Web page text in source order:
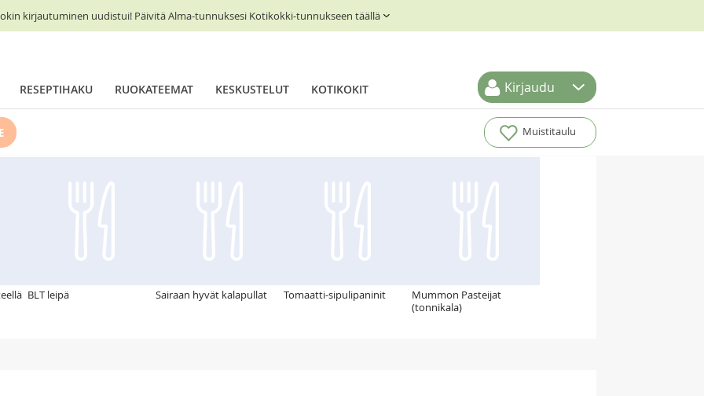
kirjautuminen uudistui! Päivitä Alma-tunnuksesi Kotikokki-tunnukseen täällä
RESEPTIHAKU RUOKATEEMAT KESKUSTELUT KOTIKOKIT Kirjaudu
Muistitaulu
BLT leipä Sairaan hyvät kalapullat Tomaatti-sipulipaninit
Mummon Pasteijat
(tonnikala)